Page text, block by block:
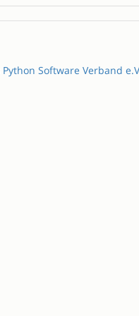
Python Software Verband